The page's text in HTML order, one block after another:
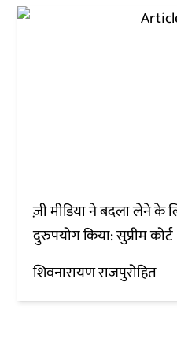
ज़ी मीडिया ने बदला लेने के
दुरुपयोग किया: सुप्रीम कोर्ट
शिवनारायण राजपुरोहित